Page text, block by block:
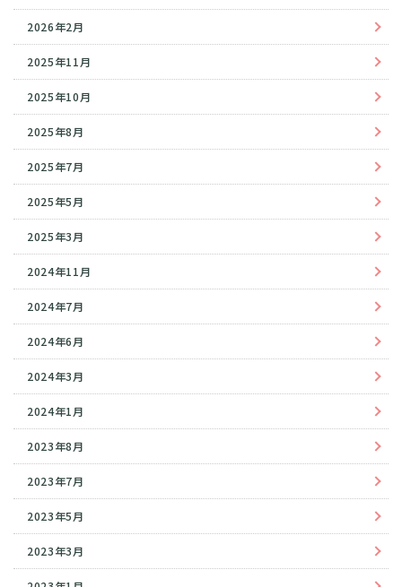
2026年2月
2025年11月
2025年10月
2025年8月
2025年7月
2025年5月
2025年3月
2024年11月
2024年7月
2024年6月
2024年3月
2024年1月
2023年8月
2023年7月
2023年5月
2023年3月